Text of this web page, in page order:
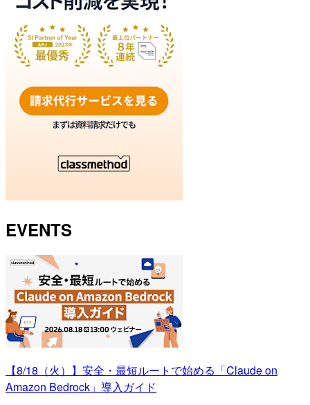
EVENTS
【8/18（火）】安全・最短ルートで始める「Claude on
Amazon Bedrock」導入ガイド